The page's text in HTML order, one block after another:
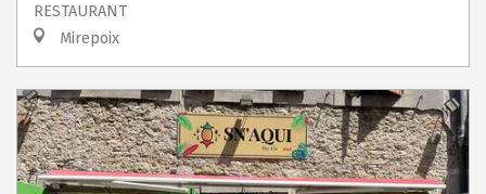
RESTAURANT
Mirepoix